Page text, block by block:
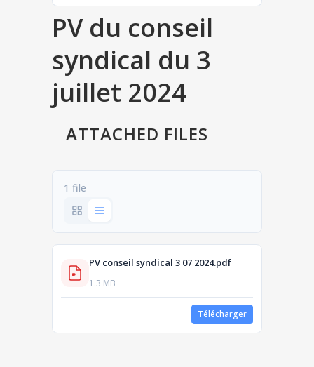
PV du conseil
syndical du 3
juillet 2024
ATTACHED FILES
1 file
PV conseil syndical 3 07 2024.pdf
1.3 MB
Télécharger